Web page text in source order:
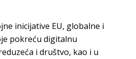
inicijative EU, globalne i
pokreću digitalnu
i društvo, kao i u